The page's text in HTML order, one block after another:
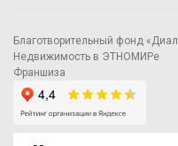
Благотворительный фонд
Недвижимость в ЭТНОМИРе
Франшиза